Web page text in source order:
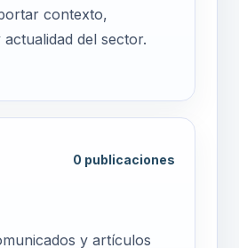
contexto,
del sector.
0 publicaciones
y artículos